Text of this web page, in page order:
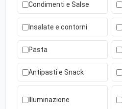
Condimenti e Salse
Insalate e contorni
Pasta
Antipasti e Snack
Illuminazione